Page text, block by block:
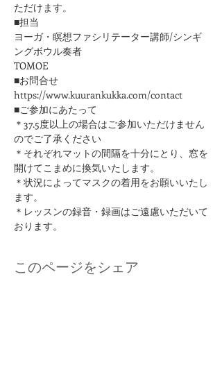
ただけます。
■担当
ヨーガ・瞑想ファシリテーター講師/シンギ
ングボウル奏者
TOMOE
■お問合せ
https://www.kuurankukka.com/contact
■ご参加にあたって
＊37.5度以上の場合はご参加いただけません
のでご了承ください
​＊それぞれマットの間隔を十分にとり、窓を
開けてこまめに換気いたします。
＊状況によってマスクの着用をお願いいたし
ます。
＊レッスンの録音・録画はご遠慮いただいて
おります。
このページをシェア